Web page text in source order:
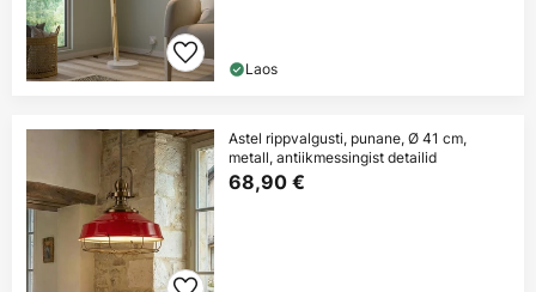
Laos
Astel rippvalgusti, punane, Ø 41 cm,
metall, antiikmessingist detailid
68,90 €